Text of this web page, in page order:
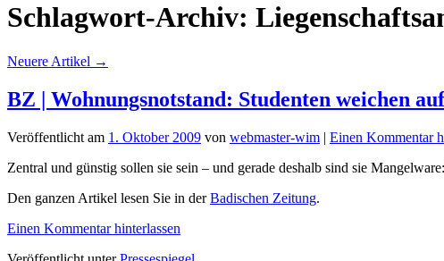
Schlagwort-Archiv:
Neuere Artikel →
BZ | Wohnungsnotstand: Studenten weichen
Veröffentlicht am 1. Oktober 2009 von webmaster-wim | Einen Kommentar
Zentral und günstig sollen sie sein – und gerade deshalb sind sie
Den ganzen Artikel lesen Sie in derBadischen Zeitung.
Einen Kommentar hinterlassen